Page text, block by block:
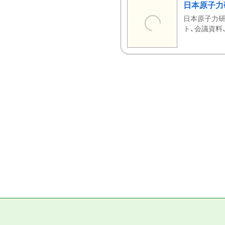
日本原子
日本原子力
ト、会議資